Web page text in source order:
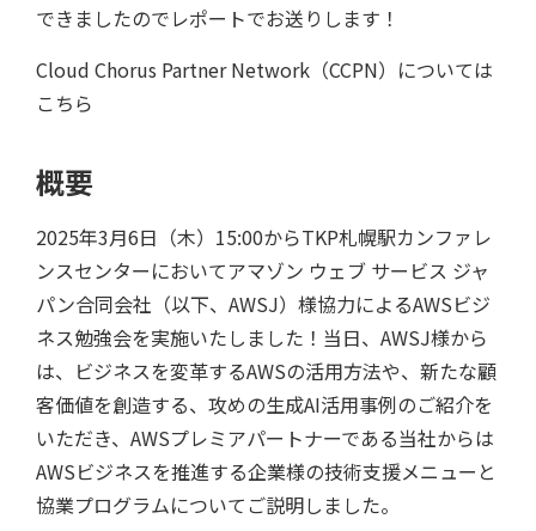
できましたのでレポートでお送りします！
Cloud Chorus Partner Network（CCPN）については
こちら
概要
2025年3月6日（木）15:00からTKP札幌駅カンファレ
ンスセンターにおいてアマゾン ウェブ サービス ジャ
パン合同会社（以下、AWSJ）様協力によるAWSビジ
ネス勉強会を実施いたしました！当日、AWSJ様から
は、ビジネスを変革するAWSの活用方法や、新たな顧
客価値を創造する、攻めの生成AI活用事例のご紹介を
いただき、AWSプレミアパートナーである当社からは
AWSビジネスを推進する企業様の技術支援メニューと
協業プログラムについてご説明しました。